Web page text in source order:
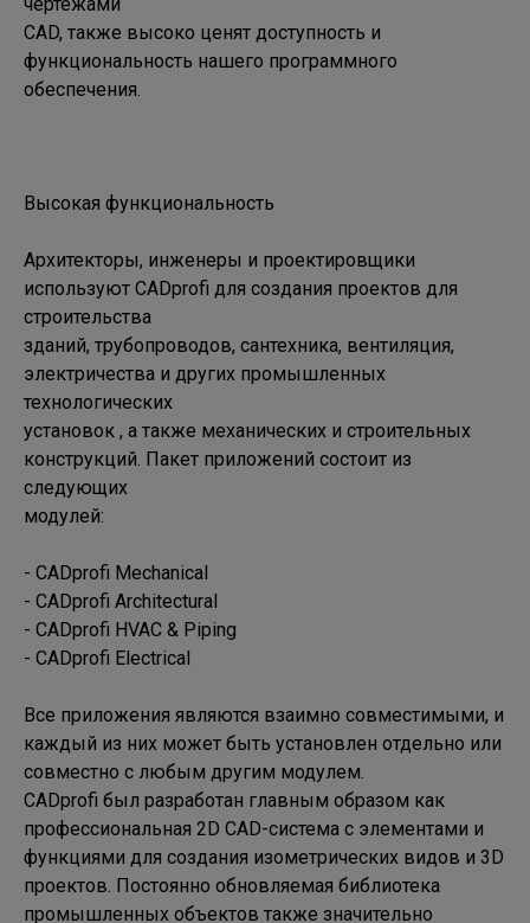
CAD, также высоко ценят доступность и
функциональность нашего программного
обеспечения.
Высокая функциональность
Архитекторы, инженеры и проектировщики
используют CADprofi для создания проектов для
строительства
зданий, трубопроводов, сантехника, вентиляция,
электричества и других промышленных
технологических
установок , а также механических и строительных
конструкций. Пакет приложений состоит из
следующих
модулей:
- CADprofi Mechanical
- CADprofi Architectural
- CADprofi HVAC & Piping
- CADprofi Electrical
Все приложения являются взаимно совместимыми, и
каждый из них может быть установлен отдельно или
совместно с любым другим модулем.
CADprofi был разработан главным образом как
профессиональная 2D CAD-система с элементами и
функциями для создания изометрических видов и 3D
проектов. Постоянно обновляемая библиотека
промышленных объектов также значительно